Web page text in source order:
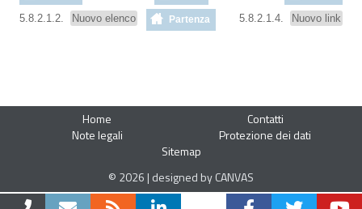
5.8.2.1.2. Nuovo elenco Partenza 5.8.2.1.4. Nuovo link
Home
Contatti
Note legali
Protezione dei dati
Sitemap
© 2026 | designed by CANVAS